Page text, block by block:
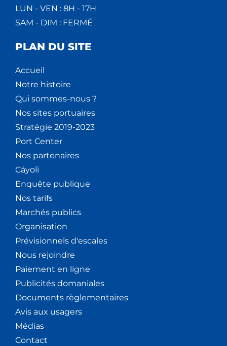
LUN - VEN : 8H - 17H
SAM - DIM : FERMÉ
PLAN DU SITE
Accueil
Notre histoire
Qui sommes-nous ?
Nos sites portuaires
Stratégie 2019-2023
Port Center
Nos partenaires
Cáyoli
Enquête publique
Nos tarifs
Marchés publics
Organisation
Prévisionnels d'escales
Nous rejoindre
Paiement en ligne
Publicités domaniales
Documents règlementaires
Avis aux usagers
Médias
Contact